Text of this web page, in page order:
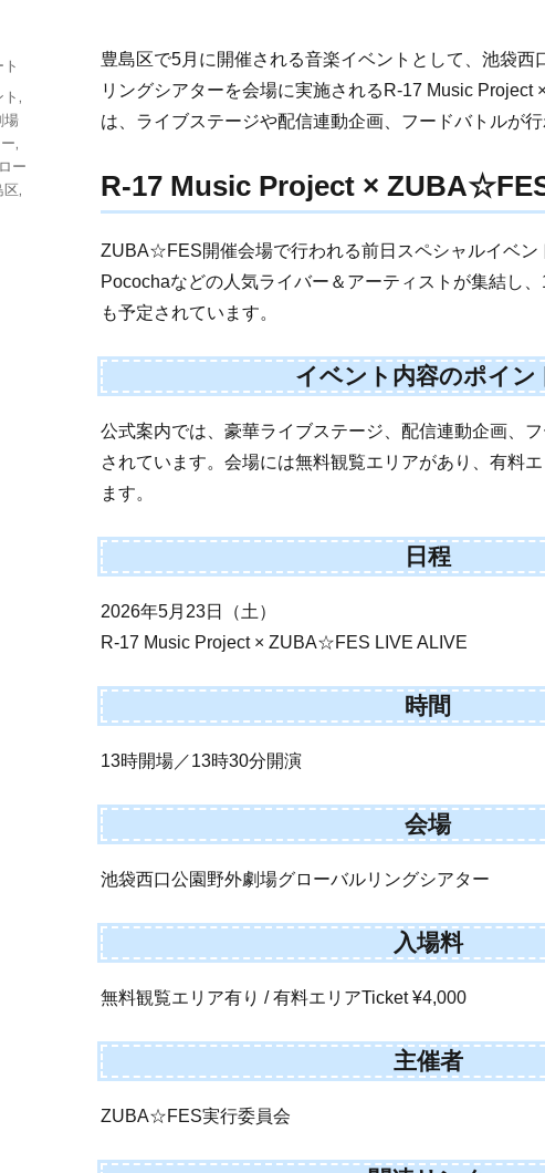
豊島区で5月に開催される音楽イベントとして、池袋西
リングシアターを会場に実施されるR-17 Music
は、ライブステージや配信連動企画、フードバトルが行
R-17 Music Project ×
ZUBA☆FES開催会場で行われる前日スペシャルイベン
Pocochaなどの人気ライバー＆アーティストが集結し
も予定されています。
イベント内容のポイン
公式案内では、豪華ライブステージ、配信連動企画、
されています。会場には無料観覧エリアがあり、有料
ます。
日程
2026年5月23日（土）
R-17 Music Project × ZUBA☆FES LIVE ALIVE
時間
13時開場／13時30分開演
会場
池袋西口公園野外劇場グローバルリングシアター
入場料
無料観覧エリア有り / 有料エリアTicket ¥4,000
主催者
ZUBA☆FES実行委員会
,
場
,
ー
区,